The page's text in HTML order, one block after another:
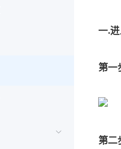
一.
第一
第二